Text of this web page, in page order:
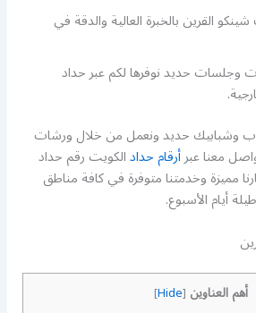
القرين بالخبرة العالية والدقة في
وجلسات حديد نوفرها لكم عبر حداد
وشبابيك حديد ونعمل من خلال ورشات
معنا عبرأرقام حدادالكويت رقم حداد
مميزة وخدمتنا متوفرة في كافة مناطق
أيام الأسبوع.
أهم العناوين [
Hide
]